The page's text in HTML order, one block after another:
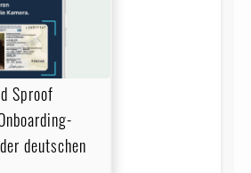
Sproof
deutschen